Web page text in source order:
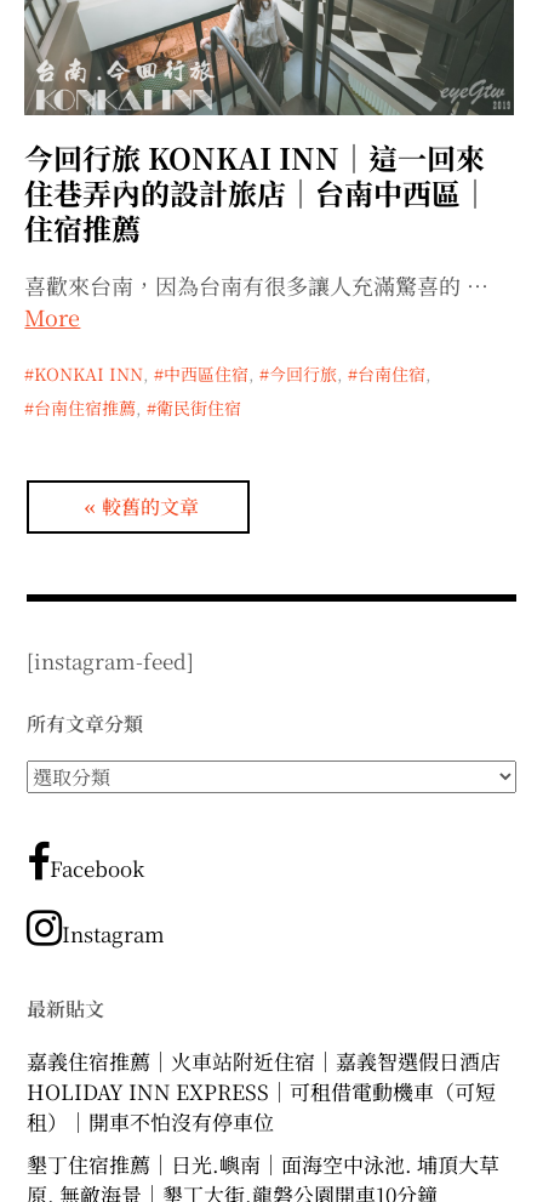
今回行旅 KONKAI INN｜這一回來
住巷弄內的設計旅店｜台南中西區｜
住宿推薦
喜歡來台南，因為台南有很多讓人充滿驚喜的 …
More
KONKAI INN, 中西區住宿, 今回行旅, 台南住宿,
台南住宿推薦, 衛民街住宿
導
覽
較舊的文章
[instagram-feed]
所有文章分類
所
文
章
類
Facebook
Instagram
最新貼文
嘉義住宿推薦｜火車站附近住宿｜嘉義智選假日酒店
HOLIDAY INN EXPRESS｜可租借電動機車（可短
租）｜開車不怕沒有停車位
墾丁住宿推薦｜日光.嶼南｜面海空中泳池. 埔頂大草
原. 無敵海景｜墾丁大街.龍磐公園開車10分鐘